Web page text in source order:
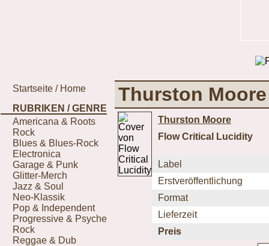
Startseite / Home
RUBRIKEN / GENRE
Americana & Roots
Rock
Blues & Blues-Rock
Electronica
Garage & Punk
Glitter-Merch
Jazz & Soul
Neo-Klassik
Pop & Independent
Progressive & Psyche
Rock
Reggae & Dub
Thurston
Thurston Moore
Flow Critical Lucidity
Label
Erstveröffentlichung
Format
Lieferzeit
Preis